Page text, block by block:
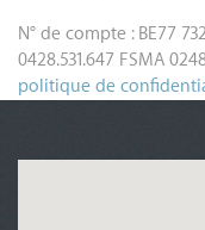
N° de compte : BE77
0428.531.647 FSMA
politique de